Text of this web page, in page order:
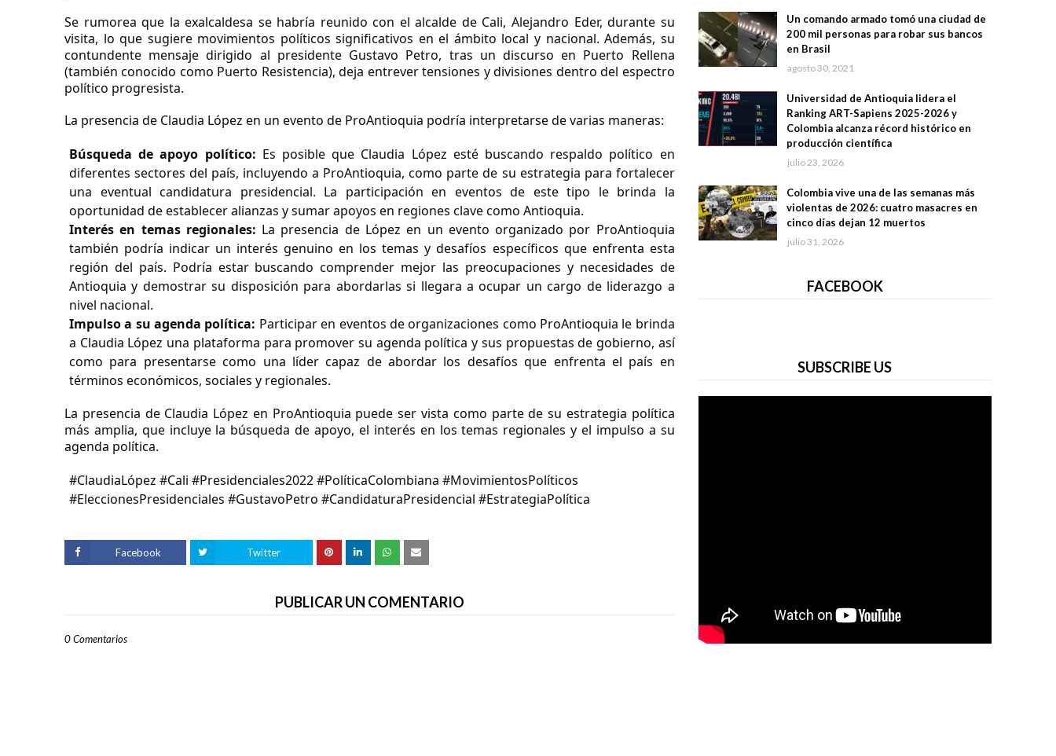
Se rumorea que la exalcaldesa se habría reunido con el alcalde de Cali, Alejandro Eder, durante su
visita, lo que sugiere movimientos políticos significativos en el ámbito local y nacional. Además, su
contundente mensaje dirigido al presidente Gustavo Petro, tras un discurso en Puerto Rellena
(también conocido como Puerto Resistencia), deja entrever tensiones y divisiones dentro del espectro
político progresista.
La presencia de Claudia López en un evento de ProAntioquia podría interpretarse de varias maneras:
Búsqueda de apoyo político: Es posible que Claudia López esté buscando respaldo político en
diferentes sectores del país, incluyendo a ProAntioquia, como parte de su estrategia para fortalecer
una eventual candidatura presidencial. La participación en eventos de este tipo le brinda la
oportunidad de establecer alianzas y sumar apoyos en regiones clave como Antioquia.
Interés en temas regionales: La presencia de López en un evento organizado por ProAntioquia
también podría indicar un interés genuino en los temas y desafíos específicos que enfrenta esta
región del país. Podría estar buscando comprender mejor las preocupaciones y necesidades de
Antioquia y demostrar su disposición para abordarlas si llegara a ocupar un cargo de liderazgo a
nivel nacional.
Impulso a su agenda política: Participar en eventos de organizaciones como ProAntioquia le brinda
a Claudia López una plataforma para promover su agenda política y sus propuestas de gobierno, así
como para presentarse como una líder capaz de abordar los desafíos que enfrenta el país en
términos económicos, sociales y regionales.
La presencia de Claudia López en ProAntioquia puede ser vista como parte de su estrategia política
más amplia, que incluye la búsqueda de apoyo, el interés en los temas regionales y el impulso a su
agenda política.
#ClaudiaLópez #Cali #Presidenciales2022 #PolíticaColombiana #MovimientosPolíticos
#EleccionesPresidenciales #GustavoPetro #CandidaturaPresidencial #EstrategiaPolítica
Facebook Twitter
PUBLICAR UN COMENTARIO
0 Comentarios
Un comando armado tomó una ciudad de
200 mil personas para robar sus bancos
en Brasil
agosto 30, 2021
Universidad de Antioquia lidera el
Ranking ART-Sapiens 2025-2026 y
Colombia alcanza récord histórico en
producción científica
julio 23, 2026
Colombia vive una de las semanas más
violentas de 2026: cuatro masacres en
cinco días dejan 12 muertos
julio 31, 2026
FACEBOOK
SUBSCRIBE US